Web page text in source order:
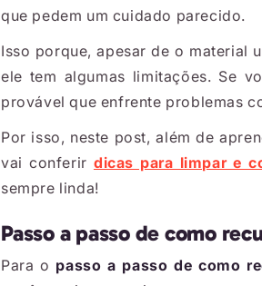
que pedem um cuidado parecido.
Isso porque, apesar de o material
ele tem algumas limitações. Se
provável que enfrente problemas
Por isso, neste post, além de
vai conferir dicas para limpar e
sempre linda!
Passo a passo de como
Para o passo a passo de como